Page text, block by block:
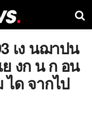
เง นฌาปน
งก น ก อน
ด จากไป